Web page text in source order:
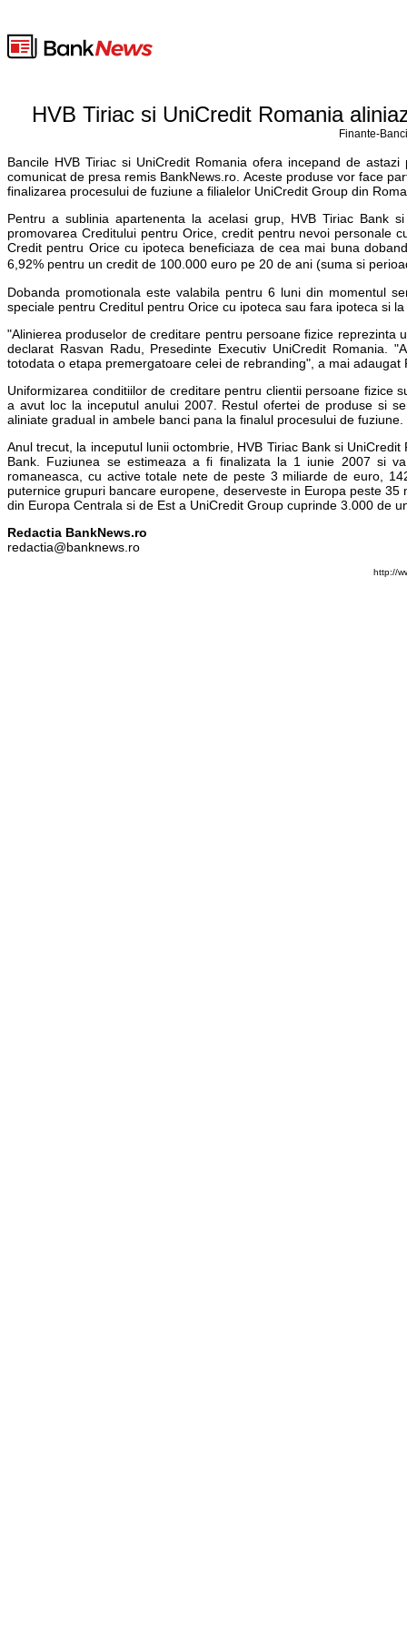
HVB Tiriac si UniCredit Romania
Finante-
Bancile HVB Tiriac si UniCredit Romania ofera incepand de
comunicat de presa remis BankNews.ro. Aceste produse vor face
finalizarea procesului de fuziune a filialelor UniCredit Group din
Pentru a sublinia apartenenta la acelasi grup, HVB Tiriac Bank
promovarea Creditului pentru Orice, credit pentru nevoi personale
Credit pentru Orice cu ipoteca beneficiaza de cea mai buna
6,92% pentru un credit de 100.000 euro pe 20 de ani (suma si
Dobanda promotionala este valabila pentru 6 luni din momentul
speciale pentru Creditul pentru Orice cu ipoteca sau fara ipoteca si
"Alinierea produselor de creditare pentru persoane fizice
declarat Rasvan Radu, Presedinte Executiv UniCredit Romania.
totodata o etapa premergatoare celei de rebranding", a mai adaugat
Uniformizarea conditiilor de creditare pentru clientii persoane fizice
a avut loc la inceputul anului 2007. Restul ofertei de produse si
aliniate gradual in ambele banci pana la finalul procesului de fuziune.
Anul trecut, la inceputul lunii octombrie, HVB Tiriac Bank si
Bank. Fuziunea se estimeaza a fi finalizata la 1 iunie 2007 si
romaneasca, cu active totale nete de peste 3 miliarde de euro,
puternice grupuri bancare europene, deserveste in Europa peste
din Europa Centrala si de Est a UniCredit Group cuprinde 3.000 de
Redactia BankNews.ro
redactia@banknews.ro
http://